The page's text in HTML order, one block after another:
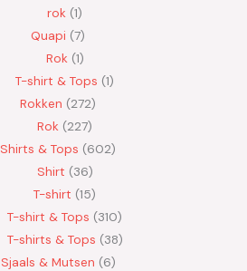
rok 1
Quapi 7
Rok 1
T-shirt & Tops 1
Rokken 272
Rok 227
Shirts & Tops 602
Shirt 36
T-shirt 15
T-shirt & Tops 310
T-shirts & Tops 38
Sjaals & Mutsen 6